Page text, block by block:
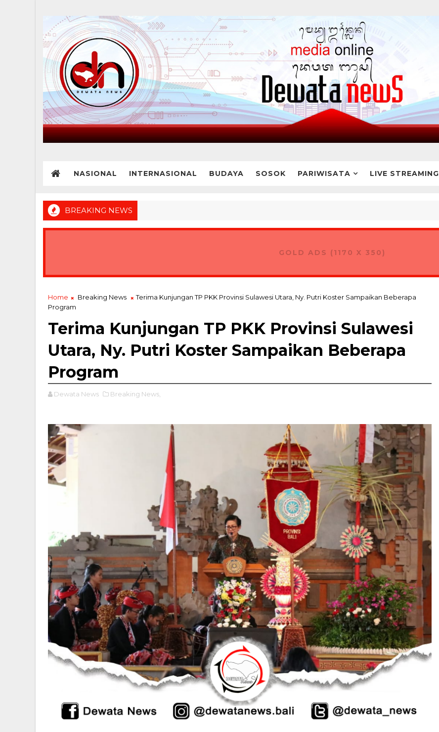
NASIONAL INTERNASIONAL BUDAYA SOSOK PARIWISATA LIVE STREAMING
BREAKING NEWS
GOLD ADS (1170 X 350)
Home Breaking News
Terima Kunjungan TP PKK Provinsi Sulawesi Utara, Ny. Putri Koster Sampaikan Beberapa
Program
Terima Kunjungan TP PKK Provinsi Sulawesi
Utara, Ny. Putri Koster Sampaikan Beberapa
Program
Dewata News Breaking News,